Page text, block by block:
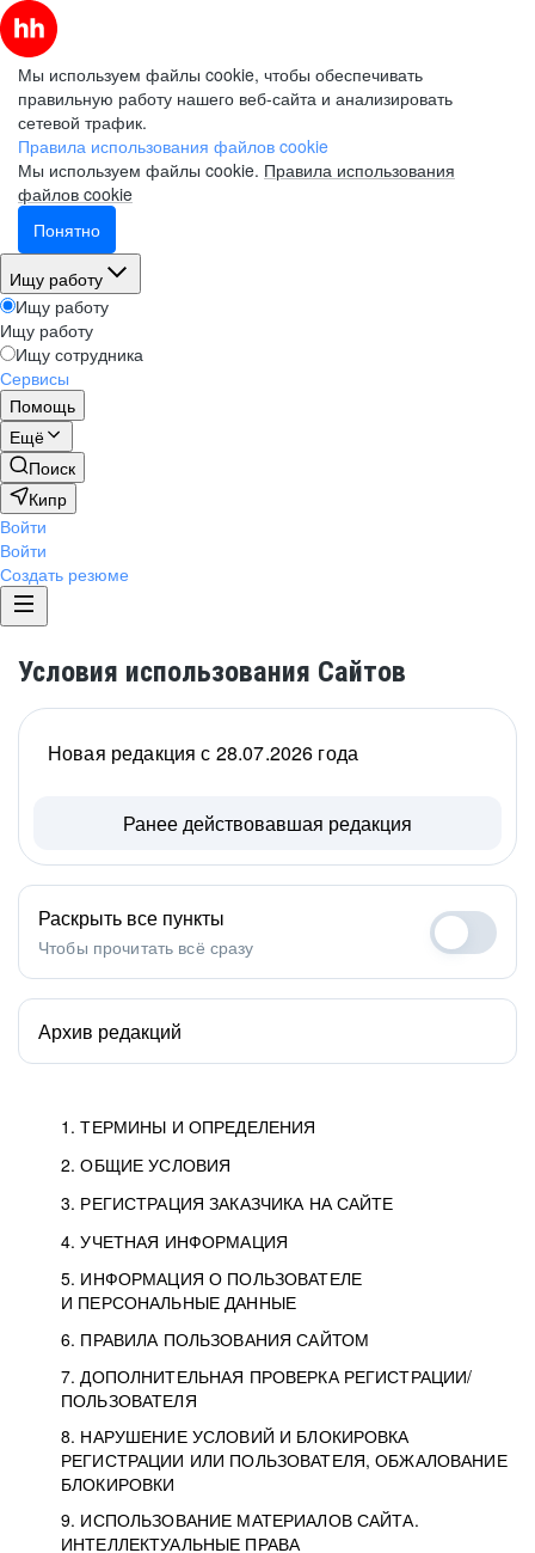
Мы используем файлы cookie, чтобы обеспечивать
правильную работу нашего веб-сайта и анализировать
сетевой трафик.
Правила использования файлов cookie
Мы используем файлы cookie. Правила использования
файлов cookie
Понятно
Ищу работу
Ищу работу
Ищу работу
Ищу сотрудника
Сервисы
Помощь
Ещё
Поиск
Кипр
Войти
Войти
Создать резюме
Условия использования Сайтов
1. ТЕРМИНЫ И ОПРЕДЕЛЕНИЯ
2. ОБЩИЕ УСЛОВИЯ
3. РЕГИСТРАЦИЯ ЗАКАЗЧИКА НА САЙТЕ
4. УЧЕТНАЯ ИНФОРМАЦИЯ
5. ИНФОРМАЦИЯ О ПОЛЬЗОВАТЕЛЕ
И ПЕРСОНАЛЬНЫЕ ДАННЫЕ
6. ПРАВИЛА ПОЛЬЗОВАНИЯ САЙТОМ
7. ДОПОЛНИТЕЛЬНАЯ ПРОВЕРКА РЕГИСТРАЦИИ/
ПОЛЬЗОВАТЕЛЯ
8. НАРУШЕНИЕ УСЛОВИЙ И БЛОКИРОВКА
РЕГИСТРАЦИИ ИЛИ ПОЛЬЗОВАТЕЛЯ, ОБЖАЛОВАНИЕ
БЛОКИРОВКИ
9. ИСПОЛЬЗОВАНИЕ МАТЕРИАЛОВ САЙТА.
ИНТЕЛЛЕКТУАЛЬНЫЕ ПРАВА
Новая редакция с 28.07.2026 года
Ранее действовавшая редакция
Раскрыть все пункты
Чтобы прочитать всё сразу
Архив редакций